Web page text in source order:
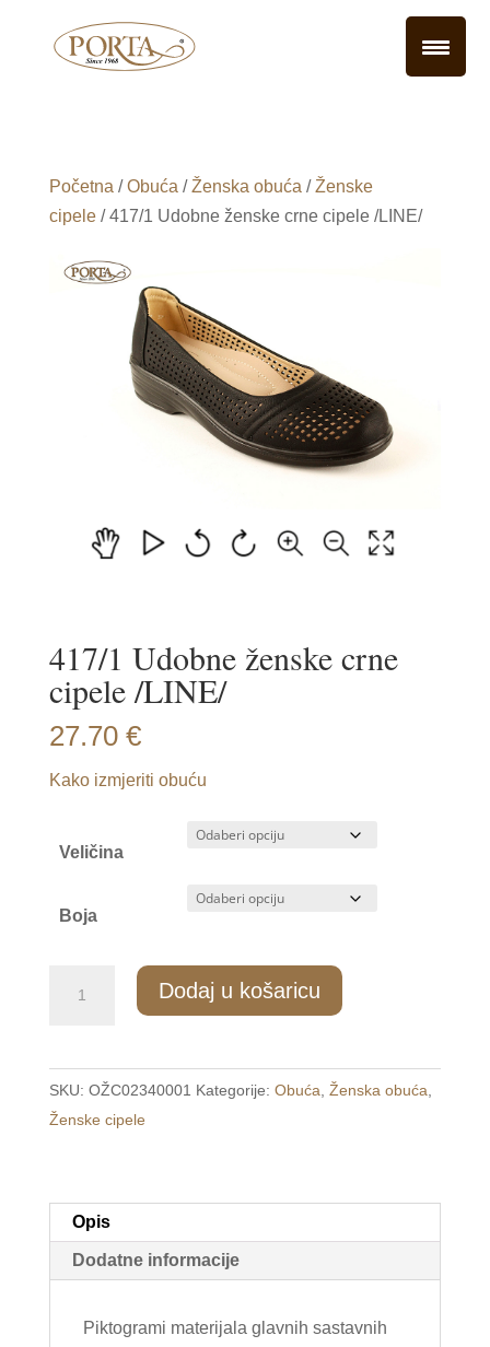
Početna /Obuća /Ženska obuća /Ženske
cipele/ 417/1 Udobne ženske crne cipele /LINE/
417/1 Udobne ženske crne
cipele /LINE/
27.70 €
Kako izmjeriti obuću
Veličina
Boja
crne
cipele
/LINE/
Dodaj u košaricu
SKU: OŽC02340001 Kategorije: Obuća Ženska obuća
Ženske cipele
Opis
Dodatne informacije
Piktogrami materijala glavnih sastavnih